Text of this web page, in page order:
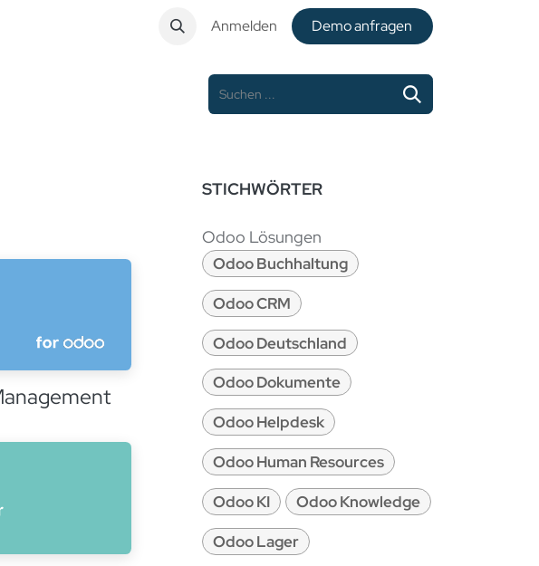
Anmelden De​​mo anfragen
STICHWÖRTER
Odoo Lösungen
Odoo Buchhaltung
Odoo CRM
Odoo Deutschland
Odoo Dokumente
Odoo Helpdesk
Odoo Human Resources
Odoo KI
Odoo Knowledge
Odoo Lager